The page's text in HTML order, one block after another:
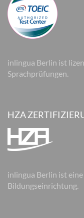
inlingua Berlin ist
Sprachprüfungen.
HZA
inlingua Berlin ist
Bildungseinrichtung.